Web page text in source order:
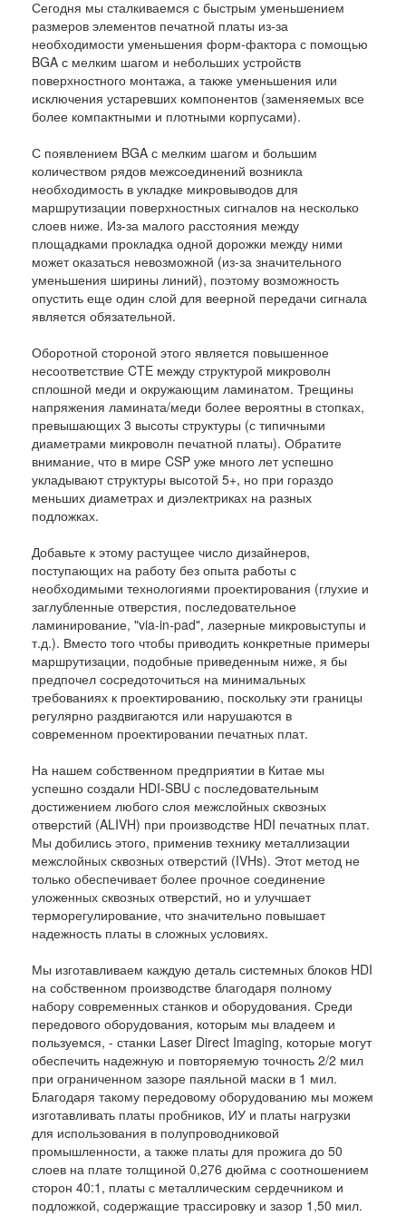
Сегодня мы сталкиваемся с быстрым уменьшением
размеров элементов печатной платы из-за
необходимости уменьшения форм-фактора с помощью
BGA с мелким шагом и небольших устройств
поверхностного монтажа, а также уменьшения или
исключения устаревших компонентов (заменяемых все
более компактными и плотными корпусами).
С появлением BGA с мелким шагом и большим
количеством рядов межсоединений возникла
необходимость в укладке микровыводов для
маршрутизации поверхностных сигналов на несколько
слоев ниже. Из-за малого расстояния между
площадками прокладка одной дорожки между ними
может оказаться невозможной (из-за значительного
уменьшения ширины линий), поэтому возможность
опустить еще один слой для веерной передачи сигнала
является обязательной.
Оборотной стороной этого является повышенное
несоответствие CTE между структурой микроволн
сплошной меди и окружающим ламинатом. Трещины
напряжения ламината/меди более вероятны в стопках,
превышающих 3 высоты структуры (с типичными
диаметрами микроволн печатной платы). Обратите
внимание, что в мире CSP уже много лет успешно
укладывают структуры высотой 5+, но при гораздо
меньших диаметрах и диэлектриках на разных
подложках.
Добавьте к этому растущее число дизайнеров,
поступающих на работу без опыта работы с
необходимыми технологиями проектирования (глухие и
заглубленные отверстия, последовательное
ламинирование, "via-in-pad", лазерные микровыступы и
т.д.). Вместо того чтобы приводить конкретные примеры
маршрутизации, подобные приведенным ниже, я бы
предпочел сосредоточиться на минимальных
требованиях к проектированию, поскольку эти границы
регулярно раздвигаются или нарушаются в
современном проектировании печатных плат.
На нашем собственном предприятии в Китае мы
успешно создали HDI-SBU с последовательным
достижением любого слоя межслойных сквозных
отверстий (ALIVH) при производстве HDI печатных плат.
Мы добились этого, применив технику металлизации
межслойных сквозных отверстий (IVHs). Этот метод не
только обеспечивает более прочное соединение
уложенных сквозных отверстий, но и улучшает
терморегулирование, что значительно повышает
надежность платы в сложных условиях.
Мы изготавливаем каждую деталь системных блоков HDI
на собственном производстве благодаря полному
набору современных станков и оборудования. Среди
передового оборудования, которым мы владеем и
пользуемся, - станки Laser Direct Imaging, которые могут
обеспечить надежную и повторяемую точность 2/2 мил
при ограниченном зазоре паяльной маски в 1 мил.
Благодаря такому передовому оборудованию мы можем
изготавливать платы пробников, ИУ и платы нагрузки
для использования в полупроводниковой
промышленности, а также платы для прожига до 50
слоев на плате толщиной 0,276 дюйма с соотношением
сторон 40:1, платы с металлическим сердечником и
подложкой, содержащие трассировку и зазор 1,50 мил.